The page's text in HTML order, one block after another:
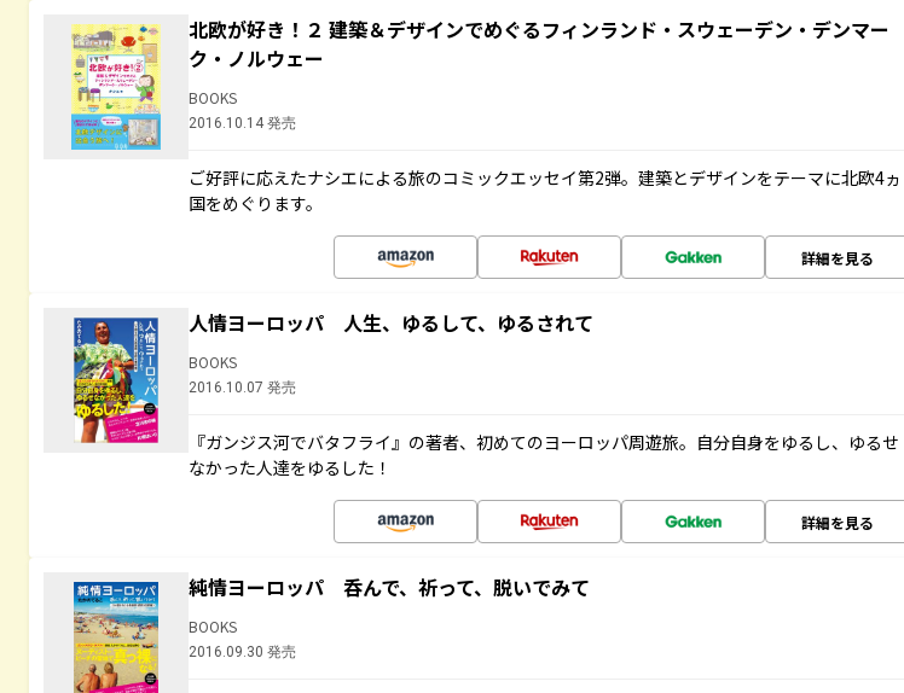
北欧が好き！２ 建築＆デザインでめぐるフィンランド・スウェーデン・デンマー
ク・ノルウェー
BOOKS
2016.10.14 発売
ご好評に応えたナシエによる旅のコミックエッセイ第2弾。建築とデザインをテーマに北欧4ヵ
国をめぐります。
詳細を見る
人情ヨーロッパ 人生、ゆるして、ゆるされて
BOOKS
2016.10.07 発売
『ガンジス河でバタフライ』の著者、初めてのヨーロッパ周遊旅。自分自身をゆるし、ゆるせ
なかった人達をゆるした！
詳細を見る
純情ヨーロッパ 呑んで、祈って、脱いでみて
BOOKS
2016.09.30 発売